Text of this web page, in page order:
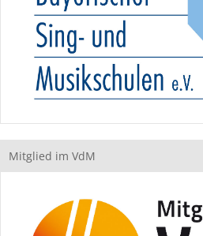
Mitglied im VdM